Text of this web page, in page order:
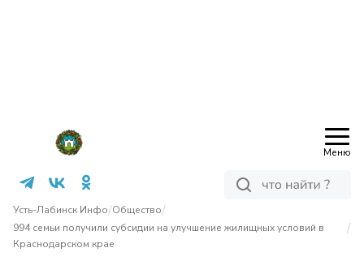
Меню
Усть-Лабинск Инфо/Общество/
994 семьи получили субсидии на улучшение жилищных условий в
Краснодарском крае
/